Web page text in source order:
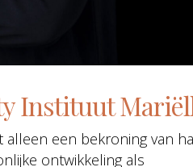
Instituut
een bekroning van
ontwikkeling als